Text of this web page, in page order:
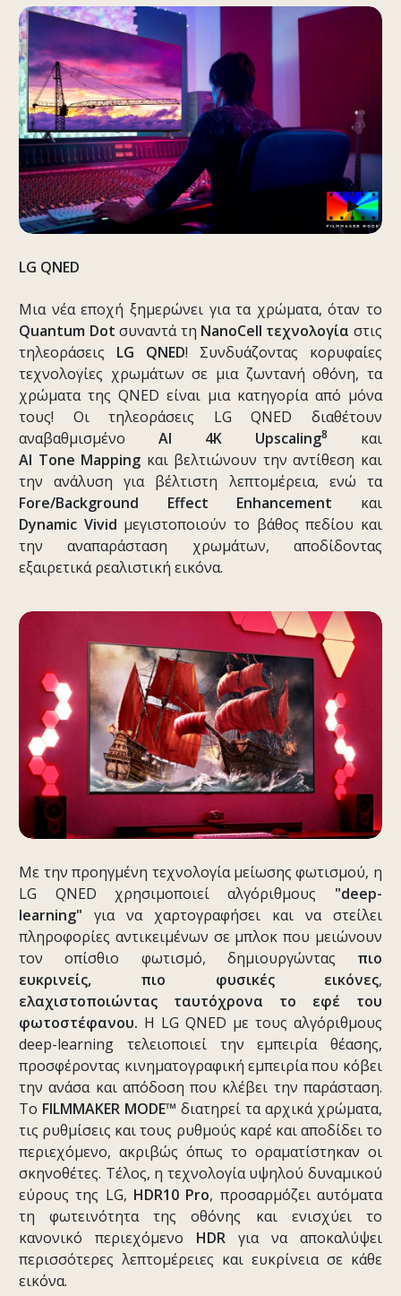
LG QNED
Μια νέα εποχή ξημερώνει για τα χρώματα, όταν το
Quantum Dot συναντά τη NanoCell τεχνολογία στις
τηλεοράσεις LG QNED! Συνδυάζοντας κορυφαίες
τεχνολογίες χρωμάτων σε μια ζωντανή οθόνη, τα
χρώματα της QNED είναι μια κατηγορία από μόνα
τους! Οι τηλεοράσεις LG QNED διαθέτουν
αναβαθμισμένοAI 4K Upscaling8
και
AI Tone Mapping και βελτιώνουν την αντίθεση και
την ανάλυση για βέλτιστη λεπτομέρεια, ενώ τα
Fore/Background Effect Enhancement και
Dynamic Vivid μεγιστοποιούν το βάθος πεδίου και
την αναπαράσταση χρωμάτων, αποδίδοντας
εξαιρετικά ρεαλιστική εικόνα.
Με την προηγμένη τεχνολογία μείωσης φωτισμού, η
LG QNED χρησιμοποιεί αλγόριθμους "deep-
learning" για να χαρτογραφήσει και να στείλει
πληροφορίες αντικειμένων σε μπλοκ που μειώνουν
τον οπίσθιο φωτισμό, δημιουργώντας πιο
ευκρινείς, πιο φυσικές εικόνες,
ελαχιστοποιώντας ταυτόχρονα το εφέ του
φωτοστέφανου. Η LG QNED με τους αλγόριθμους
deep-learning τελειοποιεί την εμπειρία θέασης,
προσφέροντας κινηματογραφική εμπειρία που κόβει
την ανάσα και απόδοση που κλέβει την παράσταση.
Το FILMMAKER MODE™ διατηρεί τα αρχικά χρώματα,
τις ρυθμίσεις και τους ρυθμούς καρέ και αποδίδει το
περιεχόμενο, ακριβώς όπως το οραματίστηκαν οι
σκηνοθέτες. Τέλος, η τεχνολογία υψηλού δυναμικού
εύρους της LG, HDR10 Pro, προσαρμόζει αυτόματα
τη φωτεινότητα της οθόνης και ενισχύει το
κανονικό περιεχόμενο HDR για να αποκαλύψει
περισσότερες λεπτομέρειες και ευκρίνεια σε κάθε
εικόνα.